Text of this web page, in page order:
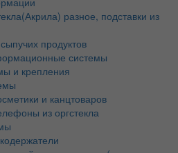
разное, подставки из
продуктов
системы
и крепления
и канцтоваров
из оргстекла